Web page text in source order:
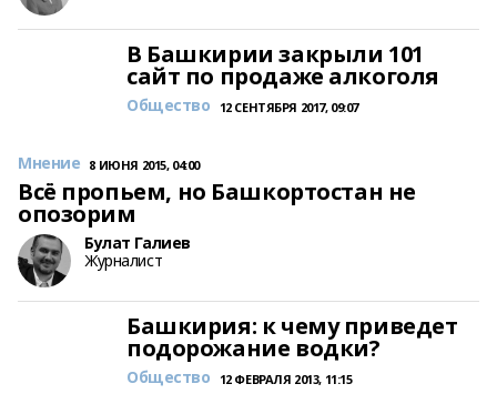
В Башкирии закрыли 101
сайт по продаже алкоголя
Общество 12 СЕНТЯБРЯ 2017, 09:07
Всё пропьем, но Башкортостан не
опозорим
Мнение 8 ИЮНЯ 2015, 04:00
Булат Галиев
Журналист
Башкирия: к чему приведет
подорожание водки?
Общество 12 ФЕВРАЛЯ 2013, 11:15